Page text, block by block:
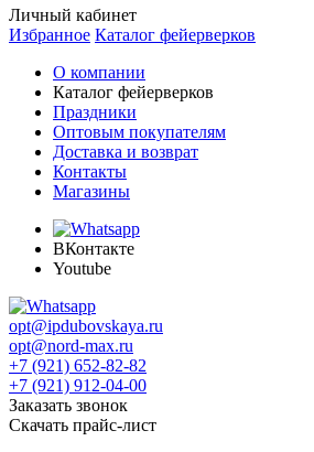
Личный кабинет
Избранное Каталог фейерверков
О компании
Каталог фейерверков
Праздники
Оптовым покупателям
Доставка и возврат
Контакты
Магазины
ВКонтакте
Youtube
opt@ipdubovskaya.ru
opt@nord-max.ru
+7 (921) 652-82-82
+7 (921) 912-04-00
Заказать звонок
Скачать прайс-лист